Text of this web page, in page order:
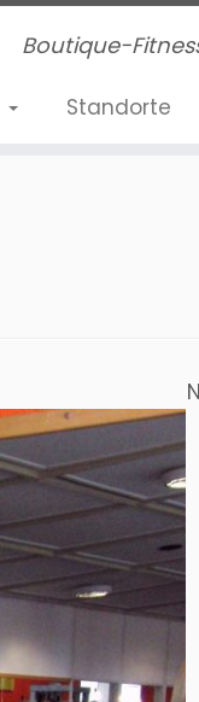
Boutique-
Standorte